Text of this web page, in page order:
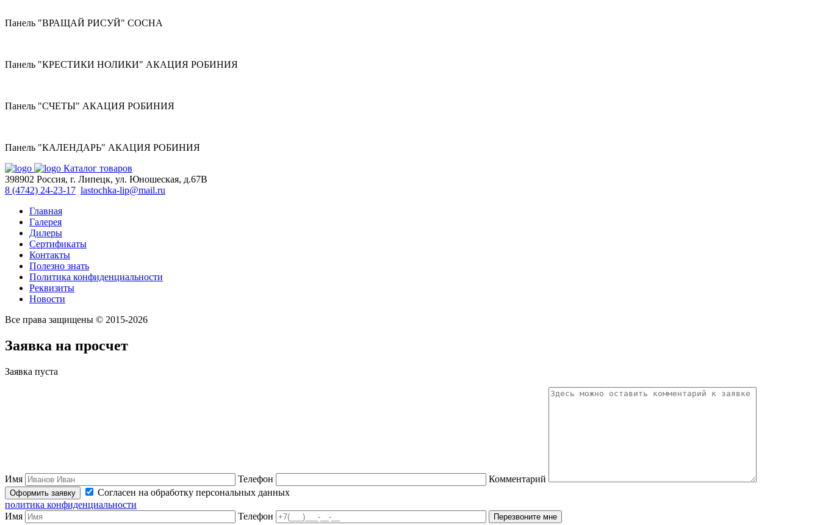
Панель "ВРАЩАЙ РИСУЙ" СОСНА
Панель "КРЕСТИКИ НОЛИКИ" АКАЦИЯ РОБИНИЯ
Панель "СЧЕТЫ" АКАЦИЯ РОБИНИЯ
Панель "КАЛЕНДАРЬ" АКАЦИЯ РОБИНИЯ
Каталог товаров
398902 Россия, г. Липецк, ул. Юношеская, д.67В
8 (4742) 24-23-17 lastochka-lip@mail.ru
Главная
Галерея
Дилеры
Сертификаты
Контакты
Полезно знать
Политика конфиденциальности
Реквизиты
Новости
Все права защищены © 2015-2026
Заявка на просчет
Заявка пуста
Имя Телефон
Комментарий
Согласен на обработку персональных данных
политика конфиденциальности
Имя
Телефон